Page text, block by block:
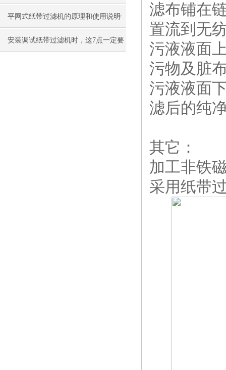
吗？那就快来看看吧
平网式纸带过滤机的原理和使用说明
安装调试纸带过滤机时，这7点一定要
滤布铺在
置流到无
污液液面
污物及脏
污液液面
滤后的纯
其它：
加工非铁
采用纸带